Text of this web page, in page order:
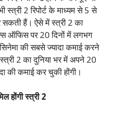
2 रिपोर्ट के माध्यम से 5 से
हैं। ऐसे में स्त्री 2 का
ऑफिस पर 20 दिनों में लगभग
की सबसे ज्यादा कमाई करने
2 का दुनिया भर में अपने 20
की कमाई कर चुकी होंगी।
होंगी स्त्री 2